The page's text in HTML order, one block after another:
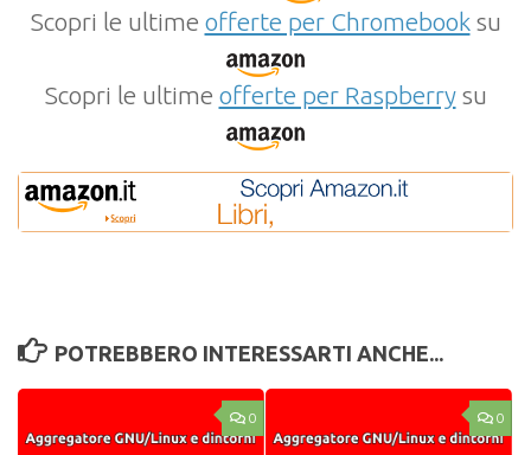
Scopri le ultime offerte per Chromebooksu
Scopri le ultime offerte per Raspberrysu
POTREBBERO INTERESSARTI ANCHE...
0 0